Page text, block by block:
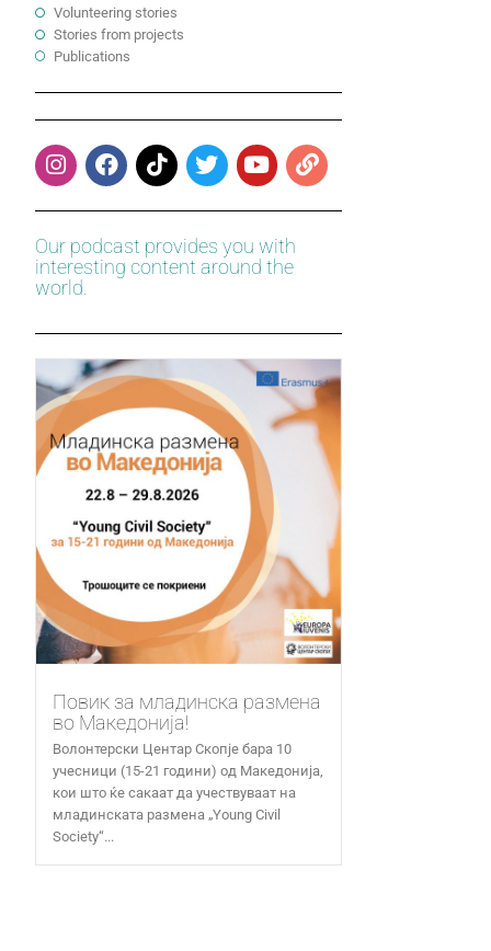
Volunteering stories
Stories from projects
Publications
Our podcast provides you with
interesting content around the
world.
Повик за младинска размена
во Македонија!
Волонтерски Центар Скопје бара 10
учесници (15-21 години) од Македонија,
кои што ќе сакаат да учествуваат на
младинската размена „Young Civil
Society“...